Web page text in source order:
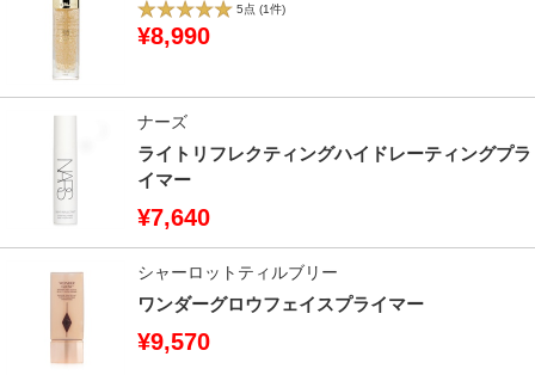
5点 (1件)
¥8,990
ナーズ
ライトリフレクティングハイドレーティングプラ
イマー
¥7,640
シャーロットティルブリー
ワンダーグロウフェイスプライマー
¥9,570